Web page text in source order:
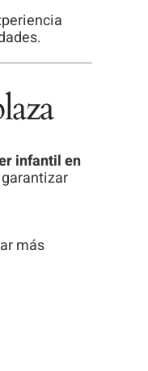
infantil en
más